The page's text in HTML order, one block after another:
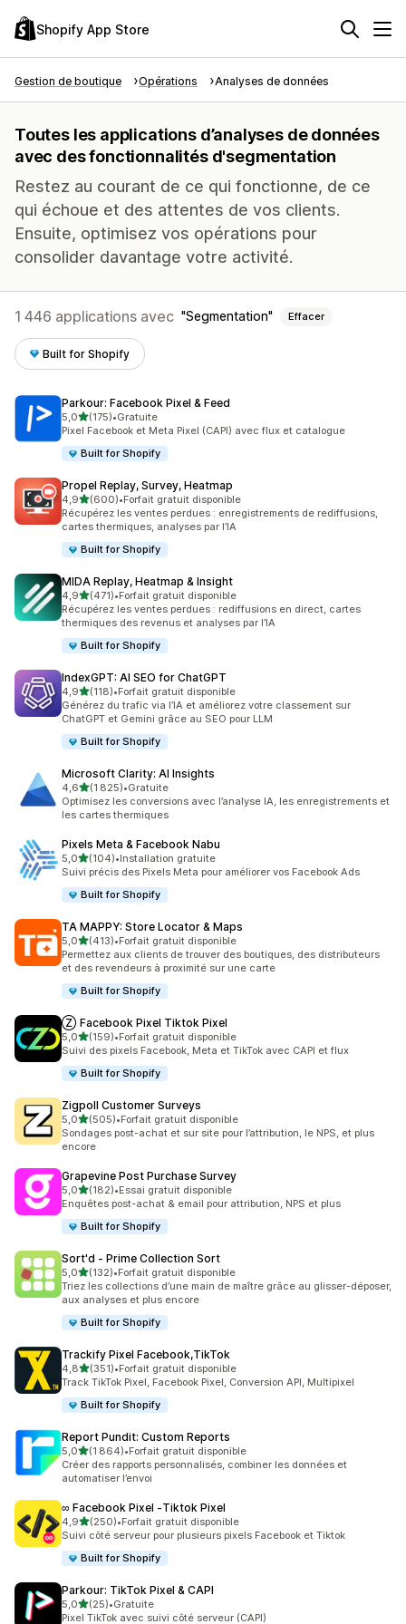
Shopify App Store
Gestion de boutique Opérations Analyses de données
Toutes les applications d’analyses de données
avec des fonctionnalités d'segmentation
Restez au courant de ce qui fonctionne, de ce
qui échoue et des attentes de vos clients.
Ensuite, optimisez vos opérations pour
consolider davantage votre activité.
1 446 applications avec Segmentation Effacer
Built for Shopify
Parkour: Facebook Pixel & Feed
5,0étoile(s) sur 5
(175)
175 avis au total
•Gratuite
Pixel Facebook et Meta Pixel (CAPI) avec flux et catalogue
Built for Shopify
Propel Replay, Survey, Heatmap
4,9étoile(s) sur 5
(600)
600 avis au total
•Forfait gratuit disponible
Récupérez les ventes perdues : enregistrements de rediffusions,
cartes thermiques, analyses par l’IA
Built for Shopify
MIDA Replay, Heatmap & Insight
4,9étoile(s) sur 5
(471)
471 avis au total
•Forfait gratuit disponible
Récupérez les ventes perdues : rediffusions en direct, cartes
thermiques des revenus et analyses par l’IA
Built for Shopify
IndexGPT: AI SEO for ChatGPT
4,9étoile(s) sur 5
(118)
118 avis au total
•Forfait gratuit disponible
Générez du trafic via l’IA et améliorez votre classement sur
ChatGPT et Gemini grâce au SEO pour LLM
Built for Shopify
Microsoft Clarity: AI Insights
4,6étoile(s) sur 5
(1 825)
1825 avis au total
•Gratuite
Optimisez les conversions avec l’analyse IA, les enregistrements et
les cartes thermiques
Pixels Meta & Facebook Nabu
5,0étoile(s) sur 5
(104)
104 avis au total
•Installation gratuite
Suivi précis des Pixels Meta pour améliorer vos Facebook Ads
Built for Shopify
TA MAPPY: Store Locator & Maps
5,0étoile(s) sur 5
(413)
413 avis au total
•Forfait gratuit disponible
Permettez aux clients de trouver des boutiques, des distributeurs
et des revendeurs à proximité sur une carte
Built for Shopify
Ⓩ Facebook Pixel Tiktok Pixel
5,0étoile(s) sur 5
(159)
159 avis au total
•Forfait gratuit disponible
Suivi des pixels Facebook, Meta et TikTok avec CAPI et flux
Built for Shopify
Zigpoll Customer Surveys
5,0étoile(s) sur 5
(505)
505 avis au total
•Forfait gratuit disponible
Sondages post-achat et sur site pour l’attribution, le NPS, et plus
encore
Grapevine Post Purchase Survey
5,0étoile(s) sur 5
(182)
182 avis au total
•Essai gratuit disponible
Enquêtes post-achat & email pour attribution, NPS et plus
Built for Shopify
Sort'd ‑ Prime Collection Sort
5,0étoile(s) sur 5
(132)
132 avis au total
•Forfait gratuit disponible
Triez les collections d’une main de maître grâce au glisser-déposer,
aux analyses et plus encore
Built for Shopify
Trackify Pixel Facebook,TikTok
4,8étoile(s) sur 5
(351)
351 avis au total
•Forfait gratuit disponible
Track TikTok Pixel, Facebook Pixel, Conversion API, Multipixel
Built for Shopify
Report Pundit: Custom Reports
5,0étoile(s) sur 5
(1 864)
1864 avis au total
•Forfait gratuit disponible
Créer des rapports personnalisés, combiner les données et
automatiser l’envoi
∞ Facebook Pixel ‑Tiktok Pixel
4,9étoile(s) sur 5
(250)
250 avis au total
•Forfait gratuit disponible
Suivi côté serveur pour plusieurs pixels Facebook et Tiktok
Built for Shopify
Parkour: TikTok Pixel & CAPI
5,0étoile(s) sur 5
(25)
25 avis au total
•Gratuite
Pixel TikTok avec suivi côté serveur (CAPI)